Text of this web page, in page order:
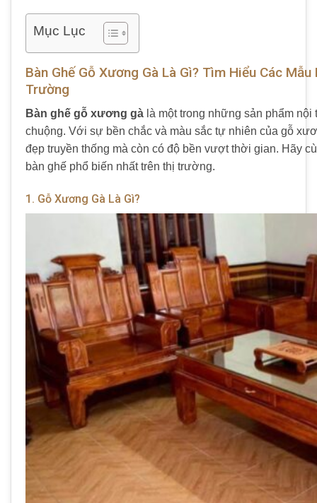
Mục Lục
Bàn Ghế Gỗ Xương Gà Là Gì? Tìm Hiểu Các
Trường
Bàn ghế gỗ xương gà là một trong những sản phẩm
chuộng. Với sự bền chắc và màu sắc tự nhiên của gỗ
đẹp truyền thống mà còn có độ bền vượt thời gian. Hãy
bàn ghế phổ biến nhất trên thị trường.
1. Gỗ Xương Gà Là Gì?